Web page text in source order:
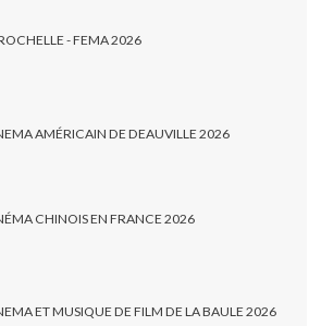
- FEMA 2026
AMÉRICAIN DE DEAUVILLE 2026
CHINOIS EN FRANCE 2026
ET MUSIQUE DE FILM DE LA BAULE 2026